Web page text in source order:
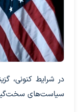
در شرایط کنونی،
سیاست‌های